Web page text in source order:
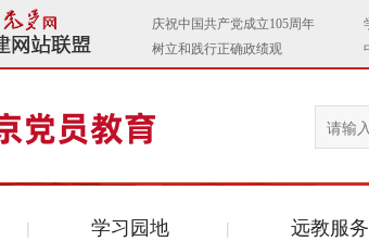
学习园地 远教服务